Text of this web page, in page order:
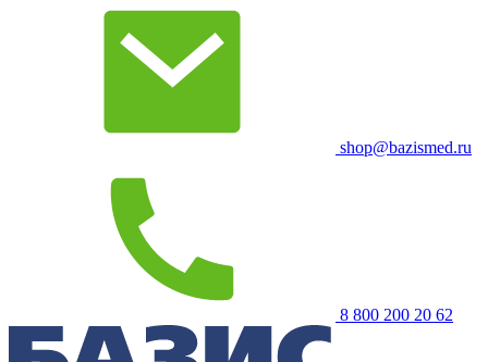
shop@bazismed.ru
8 800 200 20 62